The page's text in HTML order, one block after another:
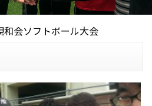
和会ソフトボール大会